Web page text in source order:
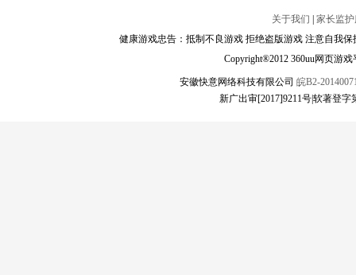
关于我们
家长监
健康游戏忠告：抵制不良游戏 拒绝盗版游戏 注意自我
Copyright®2012 360uu网页游
安徽快意网络科技有限公司 皖B2-
新广出审[2017]9211号|软著登字